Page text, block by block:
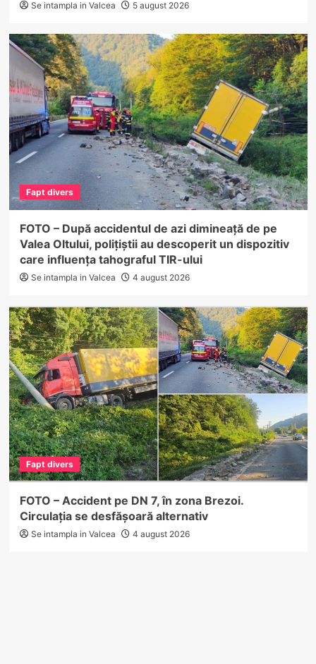
Se intampla in Valcea 5 august 2026
Fapt divers
FOTO – După accidentul de azi dimineață de pe
Valea Oltului, polițiștii au descoperit un dispozitiv
care influența tahograful TIR-ului
Se intampla in Valcea 4 august 2026
Fapt divers
FOTO – Accident pe DN 7, în zona Brezoi.
Circulația se desfășoară alternativ
Se intampla in Valcea 4 august 2026